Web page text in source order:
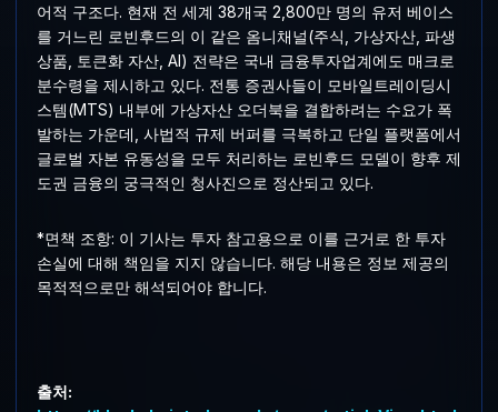
어적 구조다. 현재 전 세계 38개국 2,800만 명의 유저 베이스
를 거느린 로빈후드의 이 같은 옴니채널(주식, 가상자산, 파생
상품, 토큰화 자산, AI) 전략은 국내 금융투자업계에도 매크로
분수령을 제시하고 있다. 전통 증권사들이 모바일트레이딩시
스템(MTS) 내부에 가상자산 오더북을 결합하려는 수요가 폭
발하는 가운데, 사법적 규제 버퍼를 극복하고 단일 플랫폼에서
글로벌 자본 유동성을 모두 처리하는 로빈후드 모델이 향후 제
도권 금융의 궁극적인 청사진으로 정산되고 있다.
*면책 조항: 이 기사는 투자 참고용으로 이를 근거로 한 투자
손실에 대해 책임을 지지 않습니다. 해당 내용은 정보 제공의
목적적으로만 해석되어야 합니다.
출처: